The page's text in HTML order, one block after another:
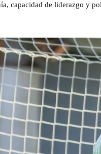
capacidad de liderazgo y